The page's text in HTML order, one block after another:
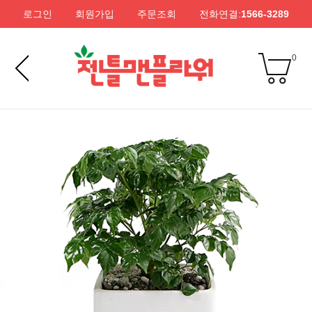
로그인 회원가입 주문조회 전화연결:1566-3289
0